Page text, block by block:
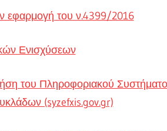
εφαρμογή του ν.4399/2016
Ενισχύσεων
του Πληροφοριακού
(syzefxis.gov.gr)